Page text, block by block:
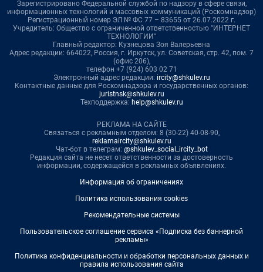
Зарегистрировано Федеральной службой по надзору в сфере связи,
информационных технологий и массовых коммуникаций (Роскомнадзор)
Регистрационный номер ЭЛ № ФС 77 – 83655 от 26.07.2022 г.
Учредитель: Общество с ограниченной ответственностью "ИНТЕРНЕТ
ТЕХНОЛОГИИ"
Главный редактор: Кузнецова Зоя Валерьевна
Адрес редакции: 664022, Россия, г. Иркутск, ул. Советская, стр. 42, пом. 7
(офис 206),
телефон +7 (924) 603 02 71
Электронный адрес редакции: ircity@shkulev.ru
Контактные данные для Роскомнадзора и государственных органов:
juristnsk@shkulev.ru
Техподдержка: help@shkulev.ru
РЕКЛАМА НА САЙТЕ
Связаться с рекламным отделом: 8 (30-22) 40-08-90,
reklamaircity@shkulev.ru
Чат-бот в телеграм: @shkulev_social_ircity_bot
Редакция сайта не несет ответственности за достоверность
информации, содержащейся в рекламных объявлениях.
Информация об ограничениях
Политика использования cookies
Рекомендательные системы
Пользовательское соглашение сервиса «Подписка без баннерной
рекламы»
Политика конфиденциальности и обработки персональных данных и
правила использования сайта